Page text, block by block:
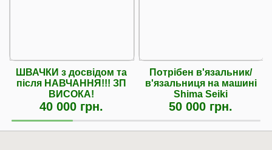
ШВАЧКИ з досвідом та
після НАВЧАННЯ!!! ЗП
ВИСОКА!
40 000 грн.
Потрібен в'язальник/
в'язальниця на машині
Shima Seiki
50 000 грн.